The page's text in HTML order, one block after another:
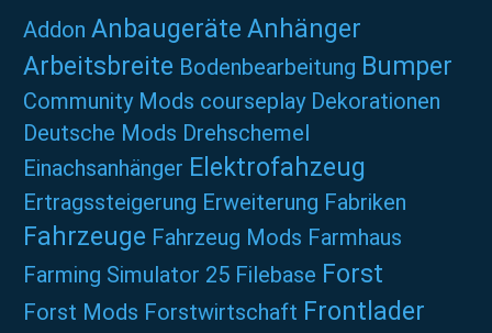
Addon Anbaugeräte Anhänger
Arbeitsbreite Bodenbearbeitung Bumper
Community Mods courseplay Dekorationen
Deutsche Mods Drehschemel
Einachsanhänger Elektrofahzeug
Ertragssteigerung Erweiterung Fabriken
Fahrzeuge Fahrzeug Mods Farmhaus
Farming Simulator 25 Filebase Forst
Forst Mods Forstwirtschaft Frontlader